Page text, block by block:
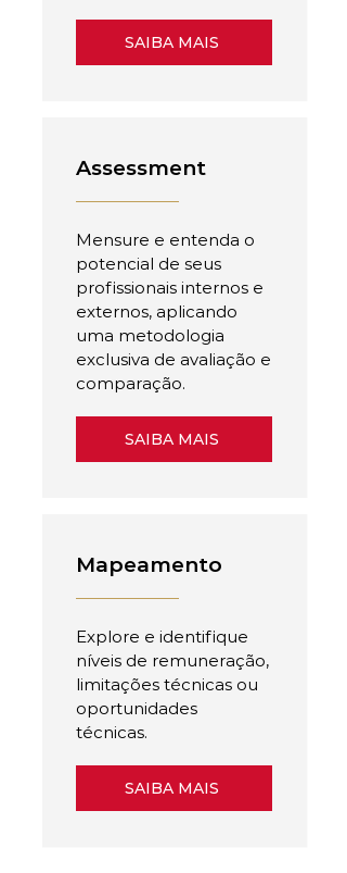
SAIBA MAIS
Assessment
Mensure e entenda o
potencial de seus
profissionais internos e
externos, aplicando
uma metodologia
exclusiva de avaliação e
comparação.
SAIBA MAIS
Mapeamento
Explore e identifique
níveis de remuneração,
limitações técnicas ou
oportunidades
técnicas.
SAIBA MAIS